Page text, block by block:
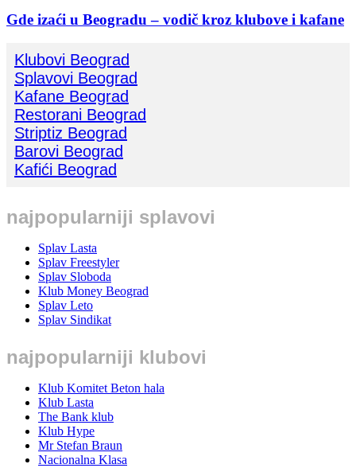
Gde izaći u Beogradu – vodič kroz klubove i kafane
Klubovi Beograd
Splavovi Beograd
Kafane Beograd
Restorani Beograd
Striptiz Beograd
Barovi Beograd
Kafići Beograd
najpopularniji splavovi
Splav Lasta
Splav Freestyler
Splav Sloboda
Klub Money Beograd
Splav Leto
Splav Sindikat
najpopularniji klubovi
Klub Komitet Beton hala
Klub Lasta
The Bank klub
Klub Hype
Mr Stefan Braun
Nacionalna Klasa